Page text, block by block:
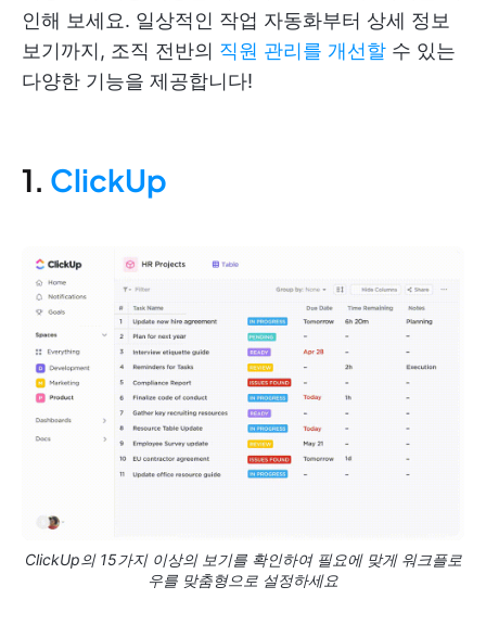
인해 보세요. 일상적인 작업 자동화부터 상세 정보
보기까지, 조직 전반의 직원 관리를 개선할 수 있는
다양한 기능을 제공합니다!
1. ClickUp
ClickUp의 15가지 이상의 보기를 확인하여 필요에 맞게 워크플로
우를 맞춤형으로 설정하세요